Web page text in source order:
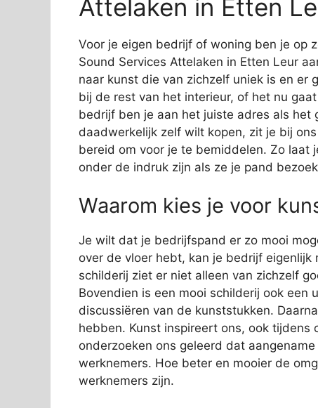
Attelaken in Etten
Voor je eigen bedrijf of woning ben je op
Sound Services Attelaken in Etten Leur
naar kunst die van zichzelf uniek is en
bij de rest van het interieur, of het nu
bedrijf ben je aan het juiste adres als het
daadwerkelijk zelf wilt kopen, zit je bij
bereid om voor je te bemiddelen. Zo laat
onder de indruk zijn als ze je pand
Waarom kies je voor
Je wilt dat je bedrijfspand er zo mooi
over de vloer hebt, kan je bedrijf
schilderij ziet er niet alleen van zichzelf
Bovendien is een mooi schilderij ook
discussiëren van de kunststukken.
hebben. Kunst inspireert ons, ook tijdens
onderzoeken ons geleerd dat
werknemers. Hoe beter en mooier de
werknemers zijn.